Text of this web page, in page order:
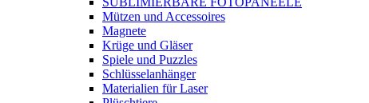
Mützen und Accessoires
Magnete
Krüge und Gläser
Spiele und Puzzles
Schlüsselanhänger
Materialien für Laser